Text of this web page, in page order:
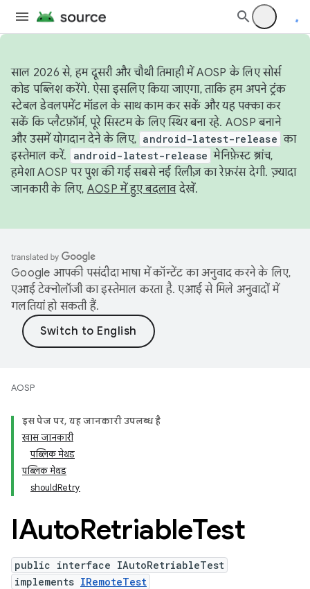
साल 2026 से, हम दूसरी और चौथी तिमाही में AOSP के लिए सोर्स
कोड पब्लिश करेंगे. ऐसा इसलिए किया जाएगा, ताकि हम अपने ट्रंक
स्टेबल डेवलपमेंट मॉडल के साथ काम कर सकें और यह पक्का कर
सकें कि प्लैटफ़ॉर्म, पूरे सिस्टम के लिए स्थिर बना रहे. AOSP बनाने
और उसमें योगदान देने के लिए, android-latest-release का
इस्तेमाल करें.
android-latest-release मेनिफ़ेस्ट ब्रांच,
हमेशा AOSP पर पुश की गई सबसे नई रिलीज़ का रेफ़रंस देगी. ज़्यादा
जानकारी के लिए, AOSP में हुए बदलावदेखें.
Google आपकी पसंदीदा भाषा में कॉन्टेंट का अनुवाद करने के लिए,
एआई टेक्नोलॉजी का इस्तेमाल करता है. एआई से मिले अनुवादों में
गलतियां हो सकती हैं.
AOSP
इस पेज पर, यह जानकारी उपलब्ध है
खास जानकारी
पब्लिक मेथड
पब्लिक मेथड
shouldRetry
IAutoRetriableTest
public interface IAutoRetriableTest
implements IRemoteTest